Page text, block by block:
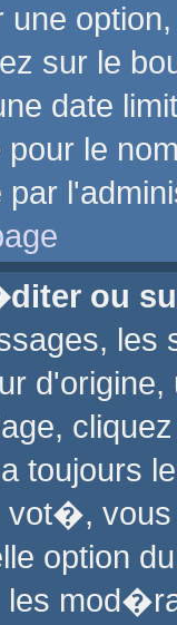
sur le
date
pour le
ou
d'origine,
toujours
vot�,
option